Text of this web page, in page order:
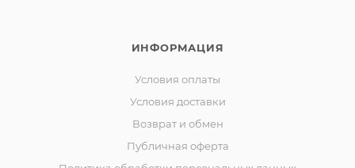
ИНФОРМАЦИЯ
Условия оплаты
Условия доставки
Возврат и обмен
Публичная оферта